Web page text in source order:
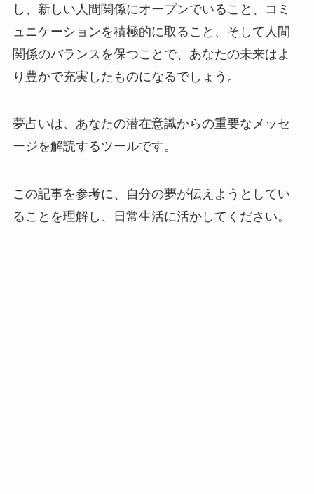
し、新しい人間関係にオープンでいること、コミ
ュニケーションを積極的に取ること、そして人間
関係のバランスを保つことで、あなたの未来はよ
り豊かで充実したものになるでしょう。
夢占いは、あなたの潜在意識からの重要なメッセ
ージを解読するツールです。
この記事を参考に、自分の夢が伝えようとしてい
ることを理解し、日常生活に活かしてください。